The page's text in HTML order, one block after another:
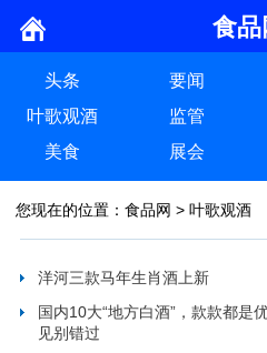
食品
头条 要闻
叶歌观酒
监管
美食
展会
您现在的位置： 食品网 > 叶歌观酒
洋河三款马年生肖酒上新
国内10大“地方白酒”，款款都是
见别错过